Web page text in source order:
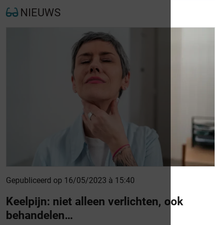
NIEUWS
Gepubliceerd op 16/05/2023 à 15:40
Keelpijn: niet alleen verlichten, ook
behandelen…